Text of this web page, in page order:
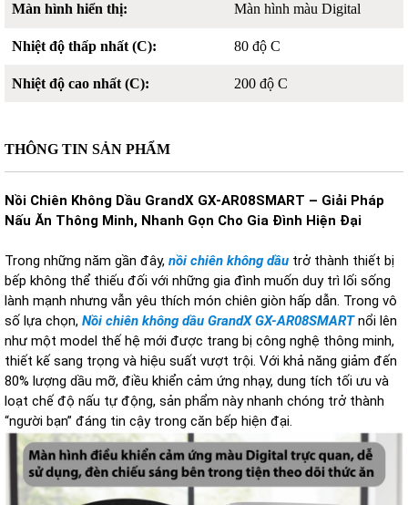
THÔNG TIN SẢN PHẨM
Nồi Chiên Không Dầu GrandX GX-AR08SMART – Giải Pháp
Nấu Ăn Thông Minh, Nhanh Gọn Cho Gia Đình Hiện Đại
Trong những năm gần đây, nồi chiên không dầu trở thành thiết bị
bếp không thể thiếu đối với những gia đình muốn duy trì lối sống
lành mạnh nhưng vẫn yêu thích món chiên giòn hấp dẫn. Trong vô
số lựa chọn, Nồi chiên không dầu GrandX GX-AR08SMARTnổi lên
như một model thế hệ mới được trang bị công nghệ thông minh,
thiết kế sang trọng và hiệu suất vượt trội. Với khả năng giảm đến
80% lượng dầu mỡ, điều khiển cảm ứng nhạy, dung tích tối ưu và
loạt chế độ nấu tự động, sản phẩm này nhanh chóng trở thành
“người bạn” đáng tin cậy trong căn bếp hiện đại.
Màn hình hiển thị: Màn hình màu Digital
Nhiệt độ thấp nhất (C): 80 độ C
Nhiệt độ cao nhất (C): 200 độ C